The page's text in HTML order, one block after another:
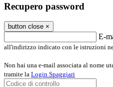
Recupero password
button close ×
E-
all'indirizzo indicato con le istruzioni
Non hai una e-mail associata al nome
tramite la Login Spaggiari